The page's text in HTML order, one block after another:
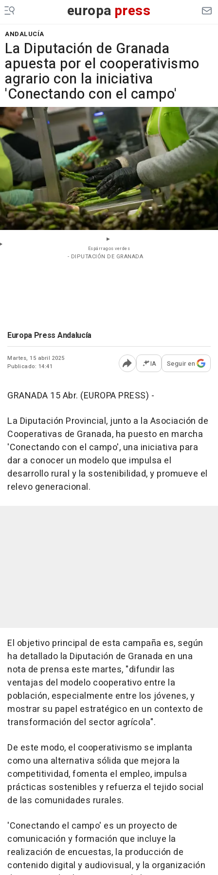
europa press
ANDALUCÍA
La Diputación de Granada
apuesta por el cooperativismo
agrario con la iniciativa
'Conectando con el campo'
Espárragos verdes
- DIPUTACIÓN DE GRANADA
Europa Press Andalucía
Martes, 15 abril 2025
Publicado: 14:41
Abrir opciones para
IA Seguir en
GRANADA 15 Abr. (EUROPA PRESS) -
La Diputación Provincial, junto a la Asociación de
Cooperativas de Granada, ha puesto en marcha
'Conectando con el campo', una iniciativa para
dar a conocer un modelo que impulsa el
desarrollo rural y la sostenibilidad, y promueve el
relevo generacional.
El objetivo principal de esta campaña es, según
ha detallado la Diputación de Granada en una
nota de prensa este martes, "difundir las
ventajas del modelo cooperativo entre la
población, especialmente entre los jóvenes, y
mostrar su papel estratégico en un contexto de
transformación del sector agrícola".
De este modo, el cooperativismo se implanta
como una alternativa sólida que mejora la
competitividad, fomenta el empleo, impulsa
prácticas sostenibles y refuerza el tejido social
de las comunidades rurales.
'Conectando el campo' es un proyecto de
comunicación y formación que incluye la
realización de encuestas, la producción de
contenido digital y audiovisual, y la organización